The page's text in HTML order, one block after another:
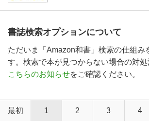
書誌検索オプションについて
ただいま「Amazon和書」検索の仕組み
す。検索で本が見つからない場合の対
こちらのお知らせをご確認ください。
最初 1 2 3 4